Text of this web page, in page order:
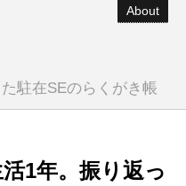
About
駐在SEのらくがき帳
1年。振り返っ